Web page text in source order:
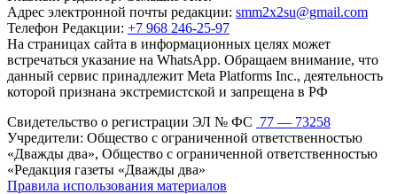
Адрес электронной почты редакции: smm2x2su@gmail.com
Телефон Редакции: +7 968 246-25-97
На страницах сайта в информационных целях может
встречаться указание на WhatsApp. Обращаем внимание, что
данный сервис принадлежит Meta Platforms Inc., деятельность
которой признана экстремистской и запрещена в РФ
Свидетельство о регистрации ЭЛ № ФС 77 — 73258
Учредители: Общество с ограниченной ответственностью
«Дважды два», Общество с ограниченной ответственностью
«Редакция газеты «Дважды два»
Правила использования материалов